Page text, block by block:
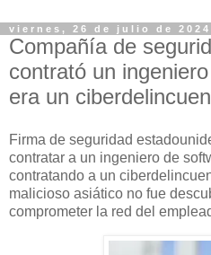
viernes, 26 de julio de 2024
Compañía de
contrató un
era un
Firma de seguridad
contratar a un ingeniero de
contratando a un
malicioso asiático no fue
comprometer la red del